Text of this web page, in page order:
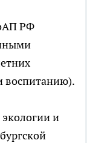
РФ
воспитанию).
и